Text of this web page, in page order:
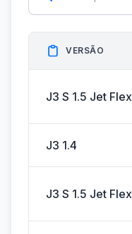
VERSÃO
J3 S 1.5 Jet Flex
J3 1.4
J3 S 1.5 Jet Flex